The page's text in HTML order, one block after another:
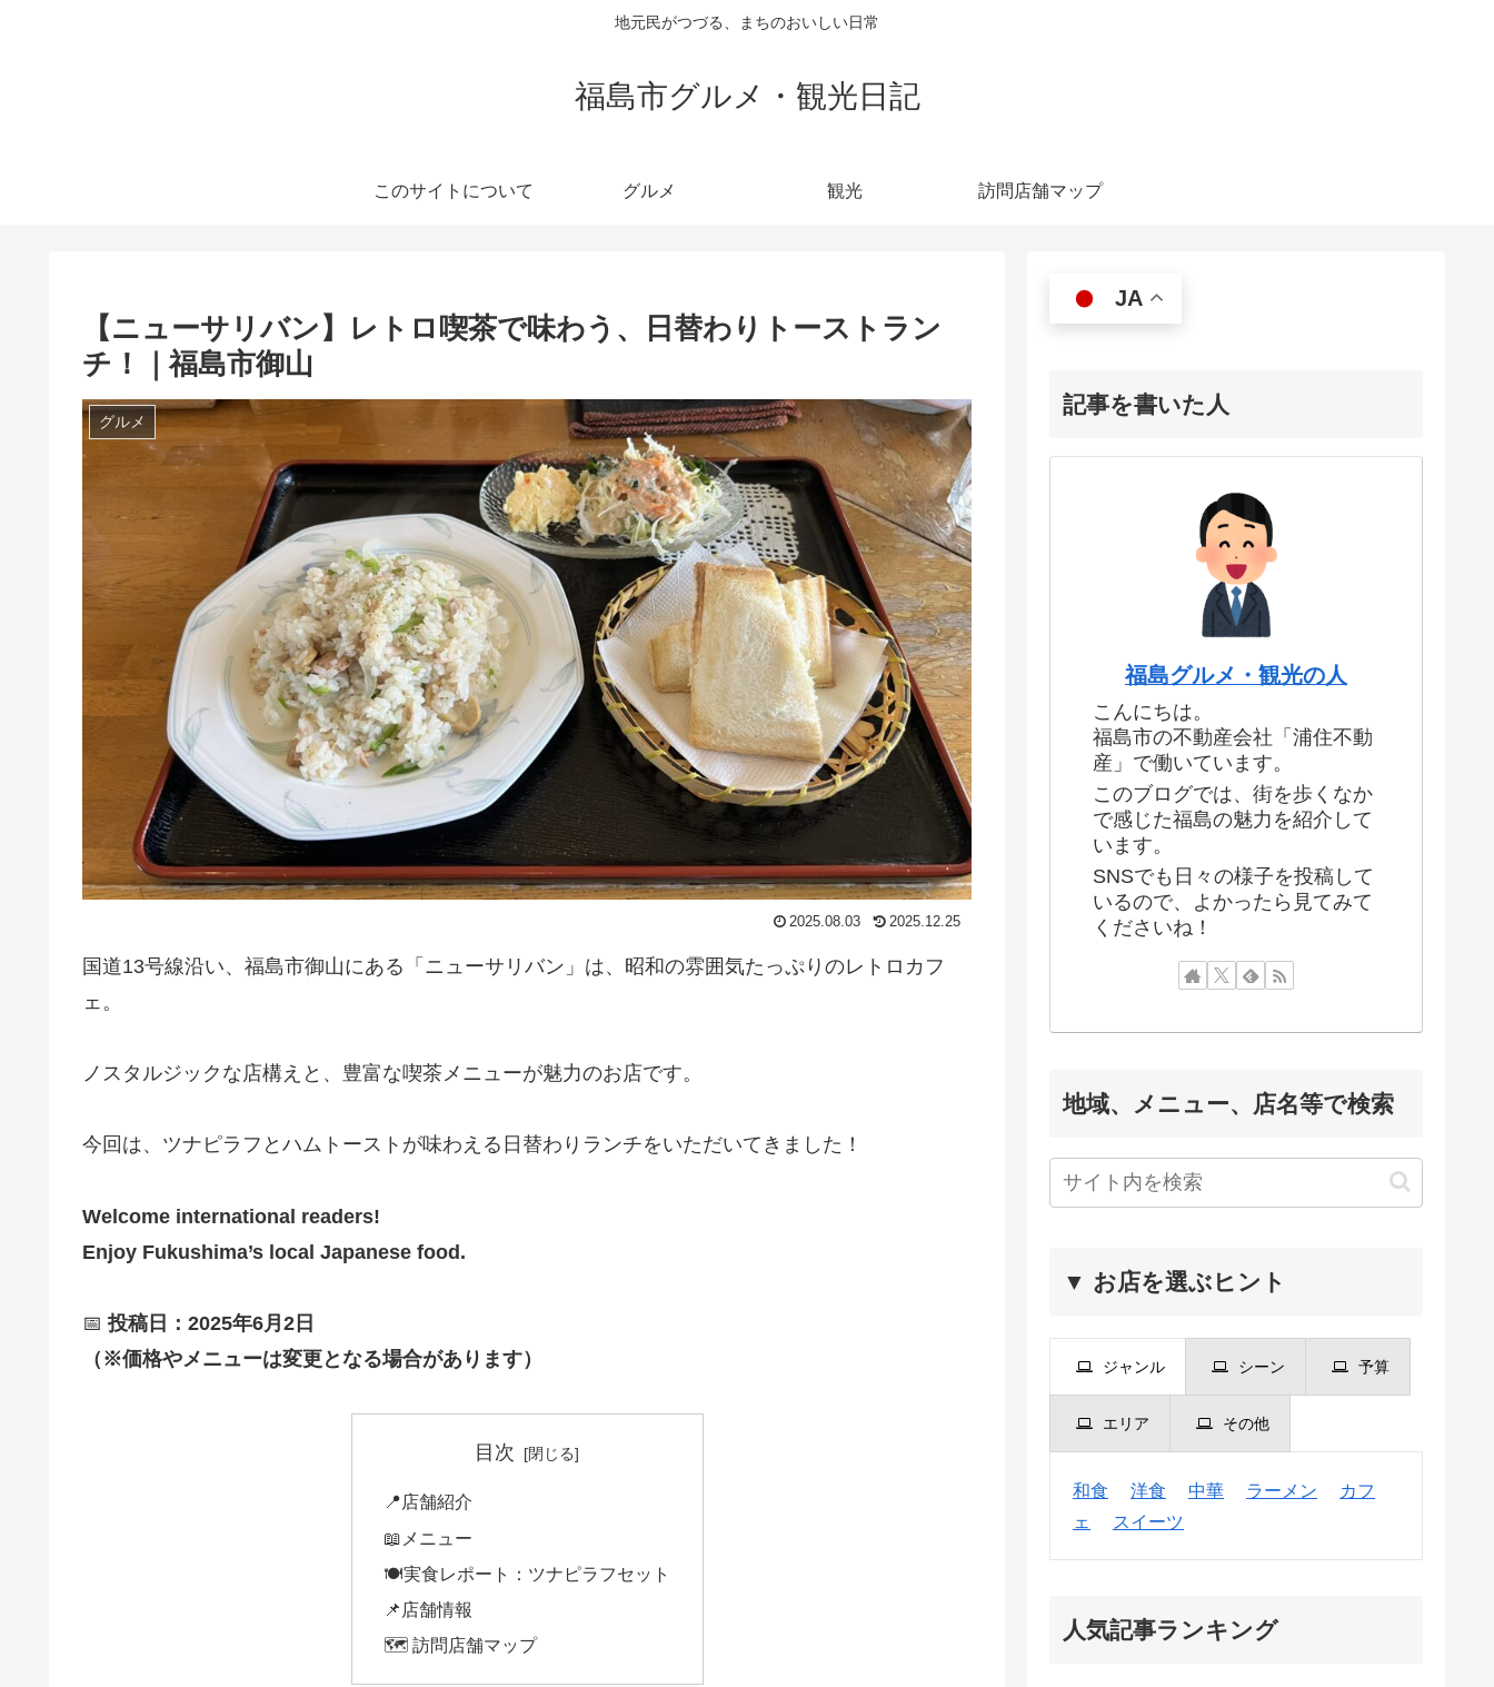
地元民がつづる、まちのおいしい日常
福島市グルメ・観光日記
このサイトについて グルメ 観光 訪問店舗マップ
【ニューサリバン】レトロ喫茶で味わう、日替わりトーストラン
チ！｜福島市御山
グルメ
2025.08.03 2025.12.25
国道13号線沿い、福島市御山にある「ニューサリバン」は、昭和の雰囲気たっぷりのレトロカフ
ェ。
ノスタルジックな店構えと、豊富な喫茶メニューが魅力のお店です。
今回は、ツナピラフとハムトーストが味わえる日替わりランチをいただいてきました！
Welcome international readers!
Enjoy Fukushima’s local Japanese food.
📅投稿日：2025年6月2日
（※価格やメニューは変更となる場合があります）
目次
📍店舗紹介
📖メニュー
🍽️実食レポート：ツナピラフセット
📌店舗情報
🗺️ 訪問店舗マップ
JA
記事を書いた人
福島グルメ・観光の人
こんにちは。
福島市の不動産会社「浦住不動
産」で働いています。
このブログでは、街を歩くなか
で感じた福島の魅力を紹介して
います。
SNSでも日々の様子を投稿して
いるので、よかったら見てみて
くださいね！
地域、メニュー、店名等で検索
▼ お店を選ぶヒント
ジャンル シーン 予算
エリア その他
和食 洋食 中華 ラーメン
カフ
ェ
スイーツ
人気記事ランキング